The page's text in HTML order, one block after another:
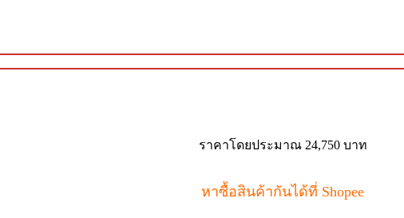
ราคาโดยประมาณ 24,750 บาท
หาซื้อสินค้ากันได้ที่ Shopee